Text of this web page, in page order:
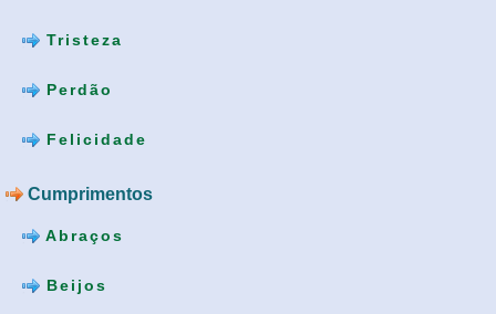
Tristeza
Perdão
Felicidade
Cumprimentos
Abraços
Beijos